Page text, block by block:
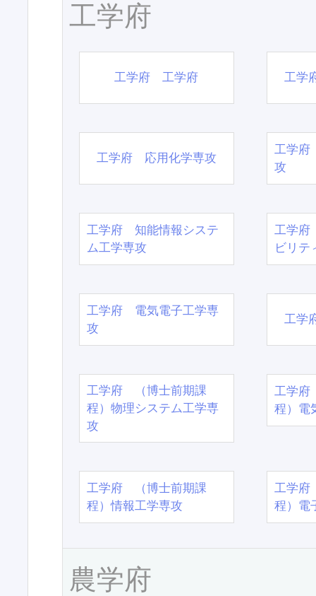
工学府
工学府 工学府 工学
工学府 応用化学専攻
工学府
攻
工学府 知能情報システ
ム工学専攻
工学府
ビリテ
工学府 電気電子工学専
攻
工学
工学府 （博士前期課
程）物理システム工学専
攻
工学
程）電
工学府 （博士前期課
程）情報工学専攻
工学
程）電
農学府